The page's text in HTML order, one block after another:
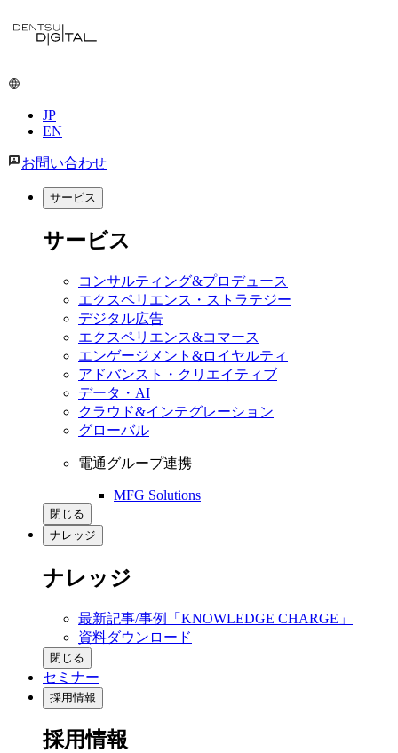
JP
EN
お問い合わせ
サービス
サービス
コンサルティング&プロデュース
エクスペリエンス・ストラテジー
デジタル広告
エクスペリエンス&コマース
エンゲージメント&ロイヤルティ
アドバンスト・クリエイティブ
データ・AI
クラウド&インテグレーション
グローバル
電通グループ連携
MFG Solutions
閉じる
ナレッジ
ナレッジ
最新記事/事例「KNOWLEDGE CHARGE」
資料ダウンロード
閉じる
セミナー
採用情報
採用情報